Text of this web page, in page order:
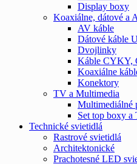
Display boxy
Koaxiálne, dátové a
AV káble
Dátové káble
Dvojlinky
Káble CYKY,
Koaxiálne
Konektory
TV a Multimedia
Multimediálné
Set top boxy a
Technické svietidlá
Rastrové svietidlá
Architektonické
Prachotesné LED